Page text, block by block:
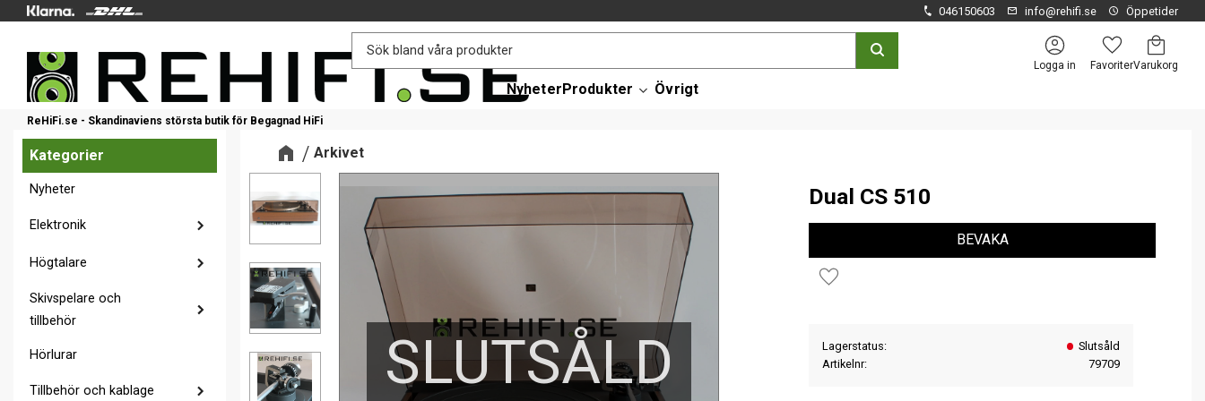
046150603 info@rehifi.se Öppetider
ReHiFi.se - Skandinaviens största butik för Begagnad HiFi
Logga in
Favoriter
Kundvagn
NyheterProdukter Övrigt
Arkivet
Dual CS 510
SLUTSÅLD
Lägg till i favoriter
BEVAKA
Lagerstatus
Slutsåld
Artikelnr
79709
Kategorier
Nyheter
Elektronik
Högtalare
Skivspelare och
tillbehör
Hörlurar
Tillbehör och kablage